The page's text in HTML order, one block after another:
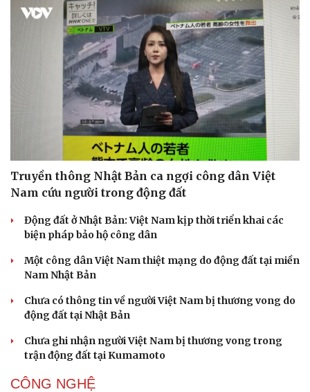
Doanh nghiệp
Thông tin doanh nghiệp
Doanh nghiệp 24h
Doanh nhân
Vì cộng đồng
Công nghệ
Sành điệu
Tin Công nghệ
Trải nghiệm
Chuyển đổi số
Truyền thông Nhật Bản ca ngợi công dân Việt
Nam cứu người trong động đất
Động đất ở Nhật Bản: Việt Nam kịp thời triển khai các
biện pháp bảo hộ công dân
Một công dân Việt Nam thiệt mạng do động đất tại miền
Nam Nhật Bản
Chưa có thông tin về người Việt Nam bị thương vong do
động đất tại Nhật Bản
Chưa ghi nhận người Việt Nam bị thương vong trong
trận động đất tại Kumamoto
CÔNG NGHỆ